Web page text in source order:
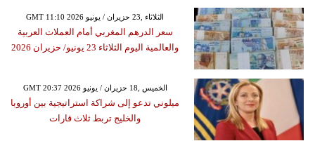
GMT 11:10 2026 الثلاثاء ,23 حزيران / يونيو
سعر الدرهم المغربي أمام العملات العربية
والعالمية اليوم الثلاثاء 23 يونيو/ حزيران 2026
GMT 20:37 2026 الخميس ,18 حزيران / يونيو
ميلوني تدعو إلى شراكة استراتيجية بين أوروبا
والخليج تربط ثلاث قارات